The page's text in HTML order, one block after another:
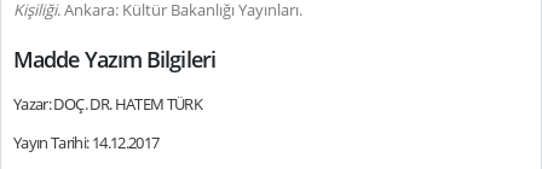
Kişiliği. Ankara: Kültür Bakanlığı Yayınları.
Madde Yazım Bilgileri
Yazar: DOÇ. DR. HATEM TÜRK
Yayın Tarihi: 14.12.2017